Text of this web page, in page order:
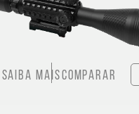
Saiba maisComparar